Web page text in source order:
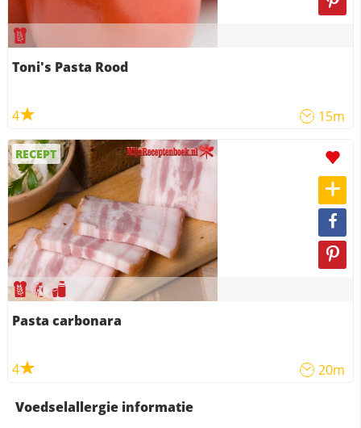
Toni's Pasta Rood
4 15m
RECEPT
Pasta carbonara
4 20m
Voedselallergie informatie